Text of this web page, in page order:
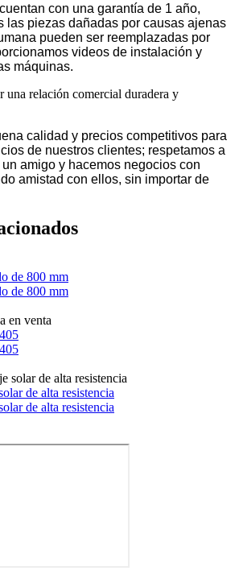
con una garantía de 1 año,
las piezas dañadas por causas ajenas
pueden ser reemplazadas por
videos de instalación y
máquinas.
una relación comercial duradera y
calidad y precios competitivos para
de nuestros clientes; respetamos a
amigo y hacemos negocios con
amistad con ellos, sin importar de
de 800 mm
de 800 mm
de alta resistencia
de alta resistencia